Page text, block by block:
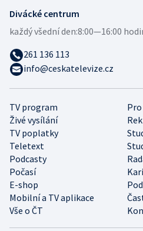
TV program
Živé vysílání
TV poplatky
Teletext
Podcasty
Počasí
E-shop
Mobilní a TV aplikace
Vše o ČT
Divácké centrum
každý všední den:8:00—16:00
261 136 113
info@ceskatelevize.cz